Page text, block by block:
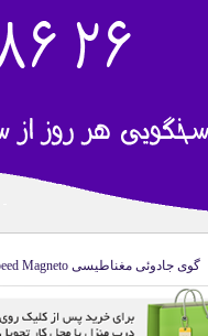
گوی جادوئی مغناطیسی Speed Magneto